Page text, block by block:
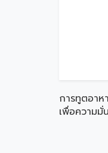
การทูตอา
เพื่อความมั่